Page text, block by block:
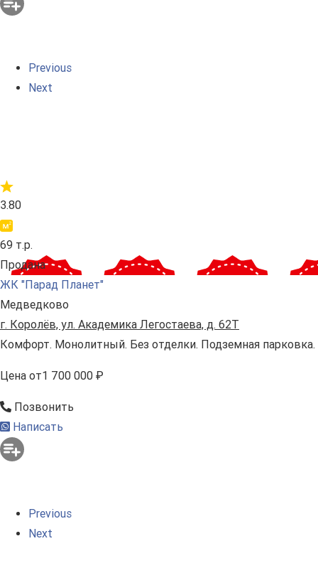
Previous
Next
3.80
69 т.р.
Продана
ЖК "Парад Планет"
Медведково
г. Королёв, ул. Академика Легостаева, д. 62Т
Комфорт. Монолитный. Без отделки. Подземная парковка.
Цена от1 700 000 ₽
Позвонить
Написать
Previous
Next